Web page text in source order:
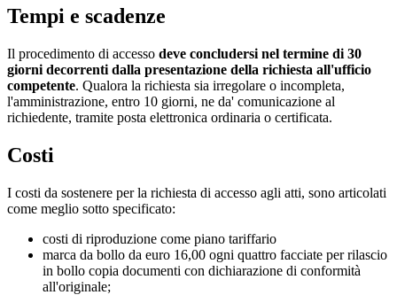
Tempi e scadenze
Il procedimento di accesso deve concludersi nel termine di 30
giorni decorrenti dalla presentazione della richiesta all'ufficio
competente. Qualora la richiesta sia irregolare o incompleta,
l'amministrazione, entro 10 giorni, ne da' comunicazione al
richiedente, tramite posta elettronica ordinaria o certificata.
Costi
I costi da sostenere per la richiesta di accesso agli atti, sono articolati
come meglio sotto specificato:
costi di riproduzione come piano tariffario
marca da bollo da euro 16,00 ogni quattro facciate per rilascio
in bollo copia documenti con dichiarazione di conformità
all'originale;